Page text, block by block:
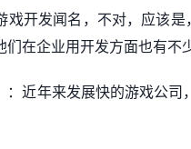
戏开发闻名，不对，应该
在企业用开发方面也有不
：近年来发展快的游戏公